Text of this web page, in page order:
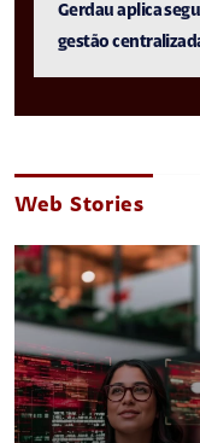
Gerdau aplica
gestão
Web Stories